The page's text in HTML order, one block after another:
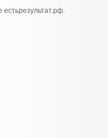
естьрезультат.рф.